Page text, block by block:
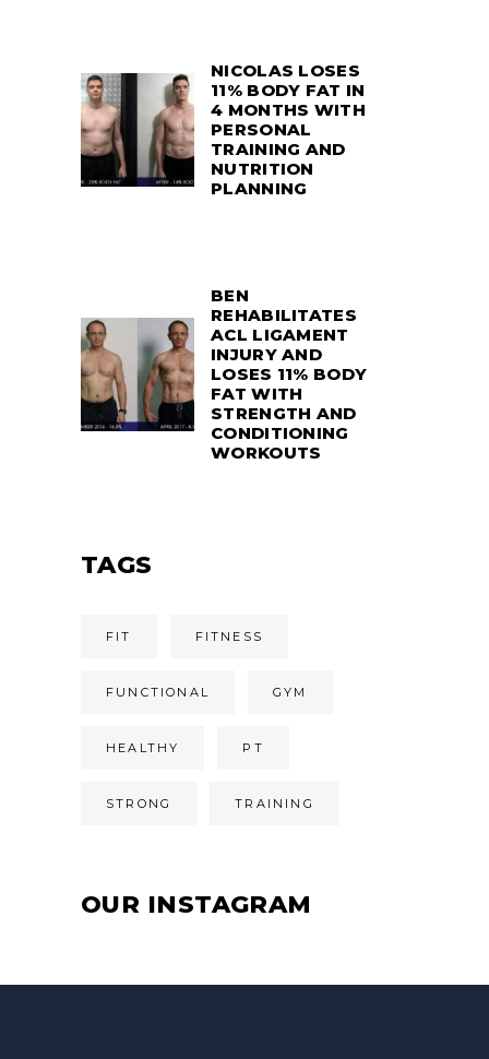
NICOLAS LOSES
11% BODY FAT IN
4 MONTHS WITH
PERSONAL
TRAINING AND
NUTRITION
PLANNING
BEN
REHABILITATES
ACL LIGAMENT
INJURY AND
LOSES 11% BODY
FAT WITH
STRENGTH AND
CONDITIONING
WORKOUTS
TAGS
FIT FITNESS
FUNCTIONAL GYM
HEALTHY PT
STRONG TRAINING
OUR INSTAGRAM